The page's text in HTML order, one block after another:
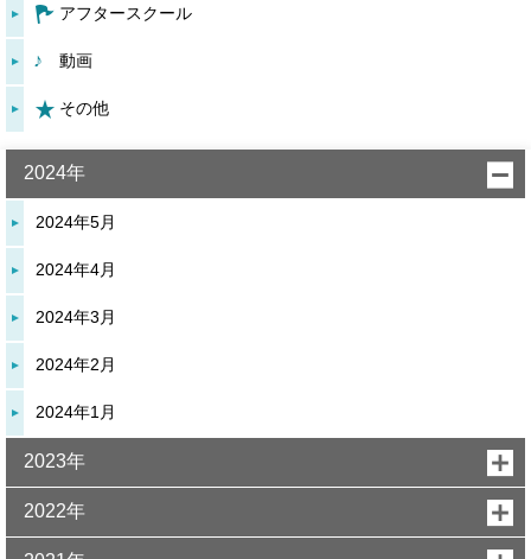
アフタースクール
動画
その他
2024年
2024年5月
2024年4月
2024年3月
2024年2月
2024年1月
2023年
2022年